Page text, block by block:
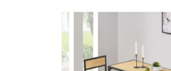
HVIEZDIČIEK.